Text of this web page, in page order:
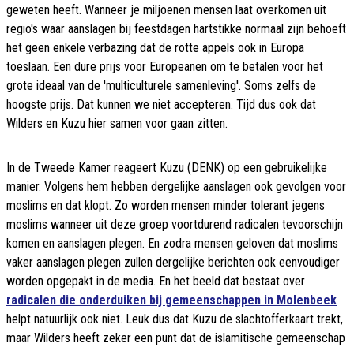
geweten heeft. Wanneer je miljoenen mensen laat overkomen uit
regio's waar aanslagen bij feestdagen hartstikke normaal zijn behoeft
het geen enkele verbazing dat de rotte appels ook in Europa
toeslaan. Een dure prijs voor Europeanen om te betalen voor het
grote ideaal van de 'multiculturele samenleving'. Soms zelfs de
hoogste prijs. Dat kunnen we niet accepteren. Tijd dus ook dat
Wilders en Kuzu hier samen voor gaan zitten.
In de Tweede Kamer reageert Kuzu (DENK) op een gebruikelijke
manier. Volgens hem hebben dergelijke aanslagen ook gevolgen voor
moslims en dat klopt. Zo worden mensen minder tolerant jegens
moslims wanneer uit deze groep voortdurend radicalen tevoorschijn
komen en aanslagen plegen. En zodra mensen geloven dat moslims
vaker aanslagen plegen zullen dergelijke berichten ook eenvoudiger
worden opgepakt in de media. En het beeld dat bestaat over
radicalen die onderduiken bij gemeenschappen in Molenbeek
helpt natuurlijk ook niet. Leuk dus dat Kuzu de slachtofferkaart trekt,
maar Wilders heeft zeker een punt dat de islamitische gemeenschap